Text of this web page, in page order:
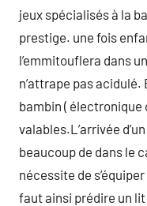
jeux spécialisés à la
prestige. une fois
l’emmitouflera dans
n’attrape pas
bambin ( électronique
valables.L’arrivée
beaucoup de dans le
nécessite de
faut ainsi prédire un